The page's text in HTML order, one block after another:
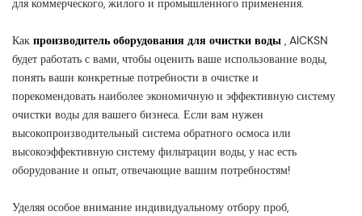
для коммерческого, жилого и промышленного применения.
Как производитель оборудования для очистки воды , AICKSN
будет работать с вами, чтобы оценить ваше использование воды,
понять ваши конкретные потребности в очистке и
порекомендовать наиболее экономичную и эффективную систему
очистки воды для вашего бизнеса. Если вам нужен
высокопроизводительный система обратного осмоса или
высокоэффективную систему фильтрации воды, у нас есть
оборудование и опыт, отвечающие вашим потребностям!
Уделяя особое внимание индивидуальному отбору проб,